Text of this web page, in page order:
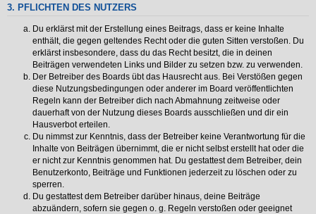
3. PFLICHTEN DES NUTZERS
Du erklärst mit der Erstellung eines Beitrags, dass er keine Inhalte
enthält, die gegen geltendes Recht oder die guten Sitten verstoßen. Du
erklärst insbesondere, dass du das Recht besitzt, die in deinen
Beiträgen verwendeten Links und Bilder zu setzen bzw. zu verwenden.
Der Betreiber des Boards übt das Hausrecht aus. Bei Verstößen gegen
diese Nutzungsbedingungen oder anderer im Board veröffentlichten
Regeln kann der Betreiber dich nach Abmahnung zeitweise oder
dauerhaft von der Nutzung dieses Boards ausschließen und dir ein
Hausverbot erteilen.
Du nimmst zur Kenntnis, dass der Betreiber keine Verantwortung für die
Inhalte von Beiträgen übernimmt, die er nicht selbst erstellt hat oder die
er nicht zur Kenntnis genommen hat. Du gestattest dem Betreiber, dein
Benutzerkonto, Beiträge und Funktionen jederzeit zu löschen oder zu
sperren.
Du gestattest dem Betreiber darüber hinaus, deine Beiträge
abzuändern, sofern sie gegen o. g. Regeln verstoßen oder geeignet